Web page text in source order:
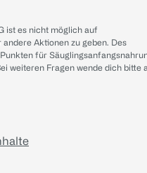
ist es nicht möglich auf
Aktionen zu geben. Des
für
weiteren Fragen wende dich bitte